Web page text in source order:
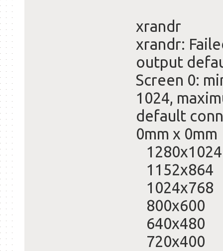
xrandr
xrandr:
output
Screen 0:
1024,
default
0mm x 0mm